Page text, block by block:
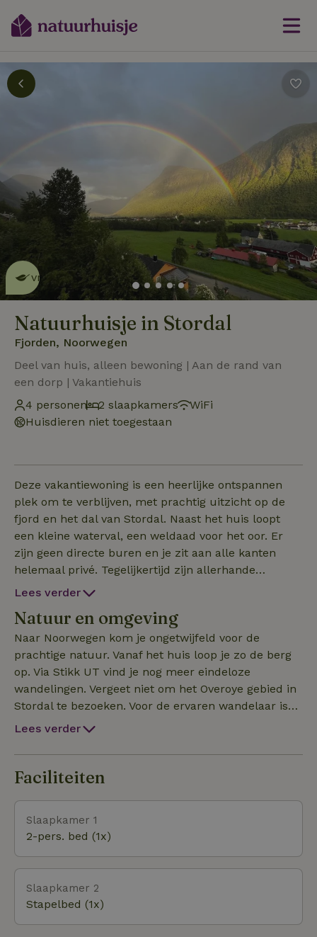
Dit natuurhuisje is eco-
vriendelijk lees meer
Natuurhuisje in Stordal
Fjorden, Noorwegen
Deel van huis, alleen bewoning | Aan de rand van
een dorp | Vakantiehuis
4 personen
2 slaapkamers
WiFi
Huisdieren niet toegestaan
Deze vakantiewoning is een heerlijke ontspannen
plek om te verblijven, met prachtig uitzicht op de
fjord en het dal van Stordal. Naast het huis loopt
een kleine waterval, een weldaad voor het oor. Er
zijn geen directe buren en je zit aan alle kanten
helemaal privé. Tegelijkertijd zijn allerhande
voorzieningen op loopafstand zoals 2 supermarkten,
fjord. De bushalte is op slechts 5 minuten lopen,
maar de bus vertrekt slechts 1x per 2 uur. Op
minder dan een uur rijden vind je de Noorse
hoogtepunten Trollstigen, Geiranger en Alesund!
Lees verder
Natuur en omgeving
Naar Noorwegen kom je ongetwijfeld voor de
prachtige natuur. Vanaf het huis loop je zo de berg
op. Via Stikk UT vind je nog meer eindeloze
wandelingen. Vergeet niet om het Overoye gebied in
Stordal te bezoeken. Voor de ervaren wandelaar is
wandelen is het Taffjord gebergte een aanrader!! Dit
autorit al is het meer dan waard! Geniet van de fjord
van Stordal, de rivier en de rust.
Lees verder
Faciliteiten
Slaapkamer 1
2-pers. bed (1x)
Slaapkamer 2
Stapelbed (1x)